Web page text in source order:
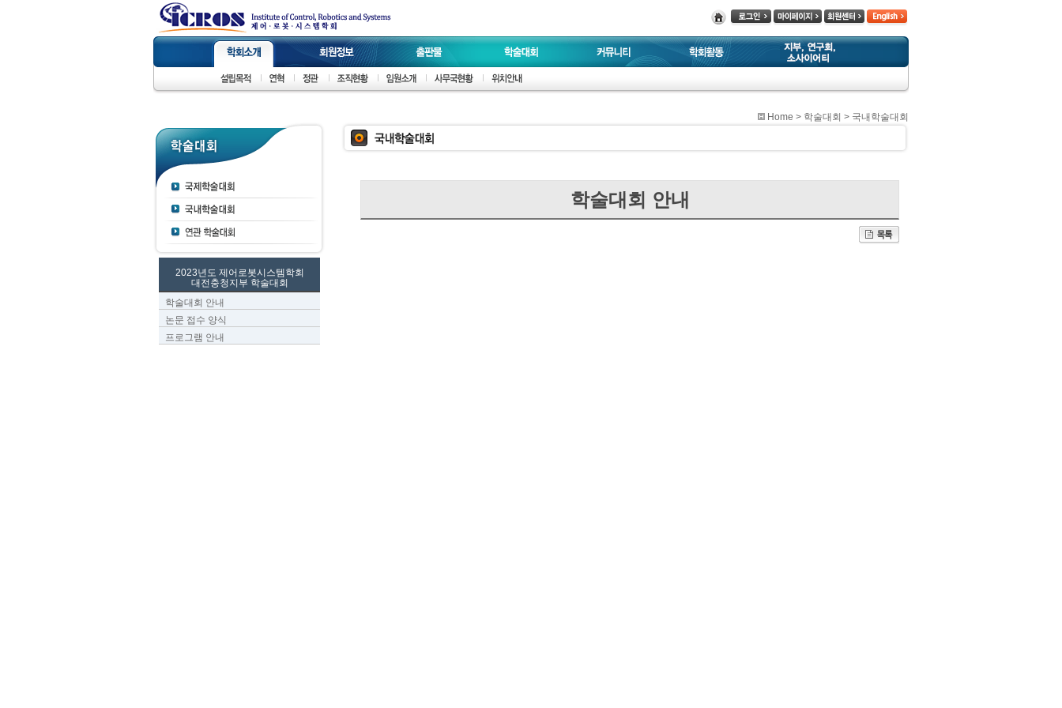
2023년도 제어로봇시스템학회
대전충청지부 학술대회
학술대회 안내
논문 접수 양식
프로그램 안내
Home > 학술대회 > 국내학술대회
학술대회 안내